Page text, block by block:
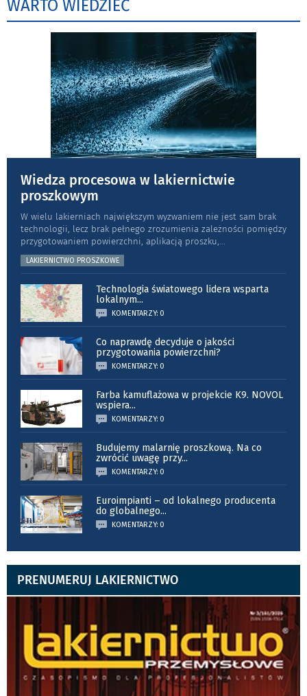
WARTO WIEDZIEĆ
Wiedza procesowa w lakiernictwie
proszkowym
W wielu lakierniach największym wyzwaniem nie jest sam brak
technologii, lecz brak pełnego zrozumienia zależności pomiędzy
przygotowaniem powierzchni, aplikacją proszku,...
LAKIERNICTWO PROSZKOWE
Technologia światowego lidera wsparta
lokalnym...
KOMENTARZY: 0
Co naprawdę decyduje o jakości
przygotowania powierzchni?
KOMENTARZY: 0
Farba kamuflażowa w projekcie K9. NOVOL
wspiera...
KOMENTARZY: 0
Budujemy malarnię proszkową. Na co
zwrócić uwagę przy...
KOMENTARZY: 0
Euroimpianti – od lokalnego producenta
do globalnego...
KOMENTARZY: 0
PRENUMERUJ LAKIERNICTWO